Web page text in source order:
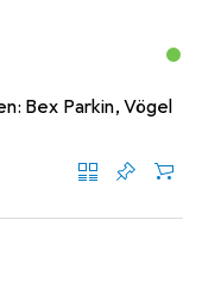
Bex Parkin, Vögel